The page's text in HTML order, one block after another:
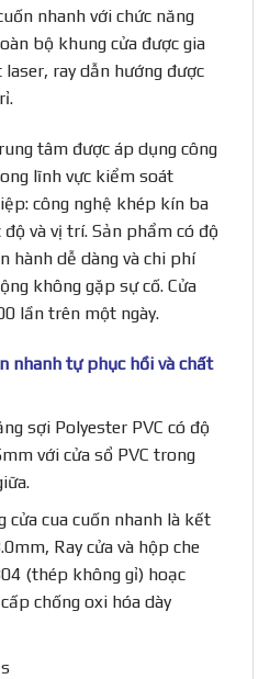
nhanh với chức năng
bộ khung cửa được gia
ray dẫn hướng được
tâm được áp dụng công
lĩnh vực kiểm soát
công nghệ khép kín ba
và vị trí. Sản phẩm có độ
hành dễ dàng và chi phí
không gặp sự cố. Cửa
lần trên một ngày.
nhanh tự phục hồi và chất
sợi Polyester PVC có độ
với cửa sổ PVC trong
cửa cua cuốn nhanh là kết
Ray cửa và hộp che
(thép không gỉ) hoạc
chống oxi hóa dày